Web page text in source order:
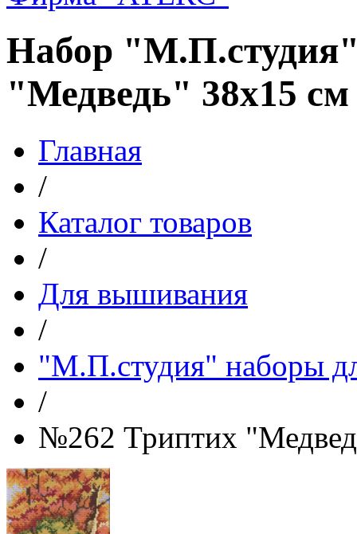
Набор
"Медведь" 38х15 см
Главная
/
Каталог товаров
/
Для вышивания
/
"М.П.студия" наборы
/
№262 Триптих